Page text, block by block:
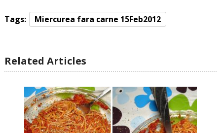
Tags: Miercurea fara carne 15Feb2012
Related Articles